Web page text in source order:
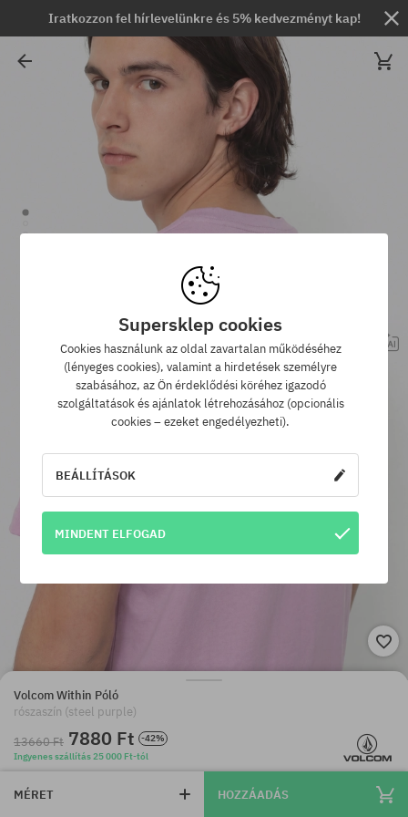
Iratkozzon fel hírlevelünkre és 5% kedvezményt kap!
Volcom Within Póló
rószaszín (steel purple)
13660 Ft 7880 Ft
-42%
Ingyenes szállítás 25 000 Ft-tól
MÉRET HOZZÁADÁS
Supersklep cookies
Cookies használunk az oldal zavartalan működéséhez
(lényeges cookies), valamint a hirdetések személyre
szabásához, az Ön érdeklődési köréhez igazodó
szolgáltatások és ajánlatok létrehozásához (opcionális
cookies – ezeket engedélyezheti).
BEÁLLÍTÁSOK
MINDENT ELFOGAD